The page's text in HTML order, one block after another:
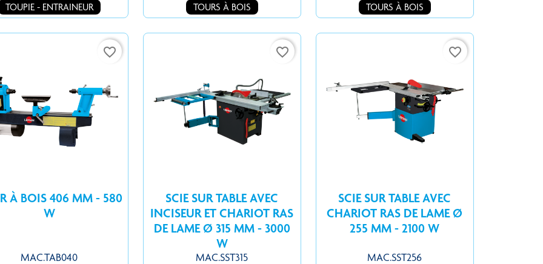
TOUPIE - ENTRAINEUR TOURS À BOIS TOURS À BOIS
favorite_border
À BOIS 406 MM - 580
W
MAC.TAB040
favorite_border
SCIE SUR TABLE AVEC
INCISEUR ET CHARIOT RAS
DE LAME Ø 315 MM - 3000
W
MAC.SST315
favorite_border
SCIE SUR TABLE AVEC
CHARIOT RAS DE LAME Ø
255 MM - 2100 W
MAC.SST256